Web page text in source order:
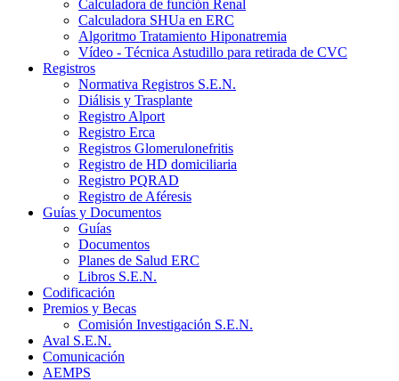
Calculadora de función Renal
Calculadora SHUa en ERC
Algoritmo Tratamiento Hiponatremia
Vídeo - Técnica Astudillo para retirada de CVC
Registros
Normativa Registros S.E.N.
Diálisis y Trasplante
Registro Alport
Registro Erca
Registros Glomerulonefritis
Registro de HD domiciliaria
Registro PQRAD
Registro de Aféresis
Guías y Documentos
Guías
Documentos
Planes de Salud ERC
Libros S.E.N.
Codificación
Premios y Becas
Comisión Investigación S.E.N.
Aval S.E.N.
Comunicación
AEMPS